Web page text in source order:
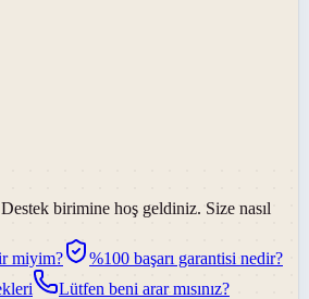
birimine hoş geldiniz. Size nasıl
miyim?
%100 başarı garantisi nedir?
Lütfen beni arar mısınız?